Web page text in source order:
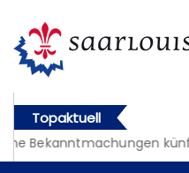
Topaktuell
Bekanntmachungen